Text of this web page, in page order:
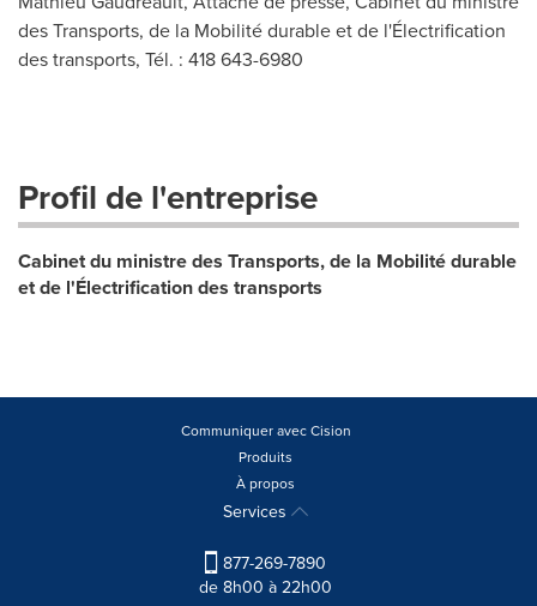
des Transports, de la Mobilité durable et de l'Électrification
des transports, Tél. : 418 643-6980
Profil de l'entreprise
Cabinet du ministre des Transports, de la Mobilité durable
et de l'Électrification des transports
Communiquer avec Cision
Produits
À propos
Services
877-269-7890
de 8h00 à 22h00